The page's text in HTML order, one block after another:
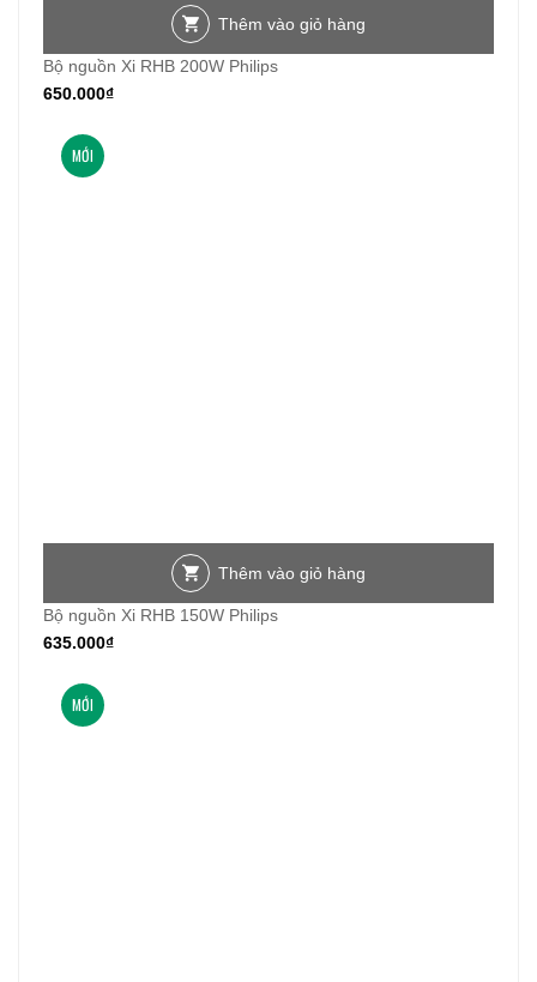
Thêm vào giỏ hàng
Bộ nguồn Xi RHB 200W Philips
650.000₫
MỚI
Thêm vào giỏ hàng
Bộ nguồn Xi RHB 150W Philips
635.000₫
MỚI